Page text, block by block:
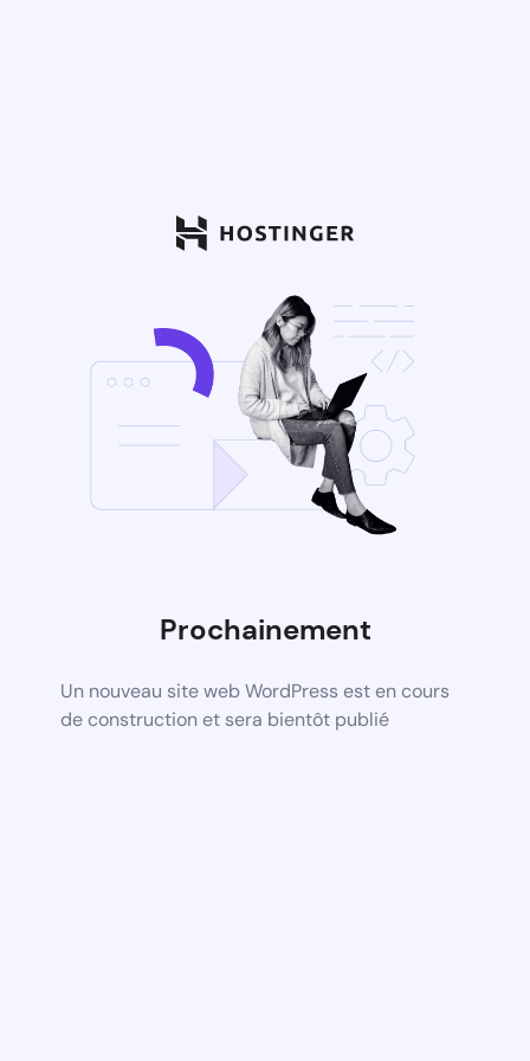
Prochainement
Un nouveau site web WordPress est en cours
de construction et sera bientôt publié